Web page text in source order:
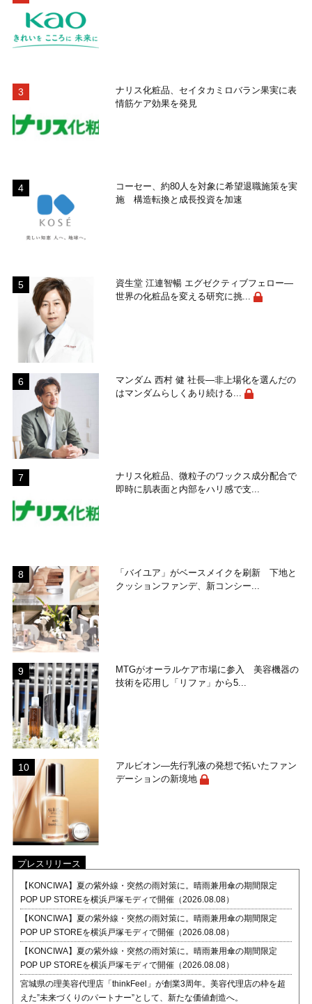
ナリス化粧品、セイタカミロバラン果実に表
情筋ケア効果を発見
コーセー、約80人を対象に希望退職施策を実
施 構造転換と成長投資を加速
資生堂 江連智暢 エグゼクティブフェロー―
世界の化粧品を変える研究に挑...
マンダム 西村 健 社長―非上場化を選んだの
はマンダムらしくあり続ける...
ナリス化粧品、微粒子のワックス成分配合で
即時に肌表面と内部をハリ感で支...
「バイユア」がベースメイクを刷新 下地と
クッションファンデ、新コンシー...
MTGがオーラルケア市場に参入 美容機器の
技術を応用し「リファ」から5...
アルビオン―先行乳液の発想で拓いたファン
デーションの新境地
プレスリリース
【KONCIWA】夏の紫外線・突然の雨対策に。晴雨兼用傘の期間限定
POP UP STOREを横浜戸塚モディで開催（2026.08.08）
【KONCIWA】夏の紫外線・突然の雨対策に。晴雨兼用傘の期間限定
POP UP STOREを横浜戸塚モディで開催（2026.08.08）
【KONCIWA】夏の紫外線・突然の雨対策に。晴雨兼用傘の期間限定
POP UP STOREを横浜戸塚モディで開催（2026.08.08）
宮城県の理美容代理店「thinkFeel」が創業3周年。美容代理店の枠を超
えた”未来づくりのパートナー”として、新たな価値創造へ。